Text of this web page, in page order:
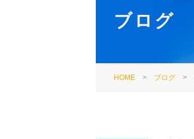
ブログ
HOME > ブログ >